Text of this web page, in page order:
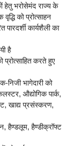
हेतु भरोसेमंद राज्य के
को प्रोत्साहन
कार्यशैली का
है
प्रोत्साहित करते हुए
भागेदारी को
औद्योगिक पार्क,
खाद्य प्रसंस्करण,
हैण्डलूम, हैण्डीक्रॉफ्ट